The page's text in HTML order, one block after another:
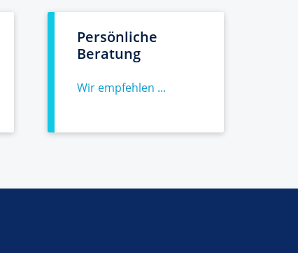
Persönliche
Beratung
Wir empfehlen ...